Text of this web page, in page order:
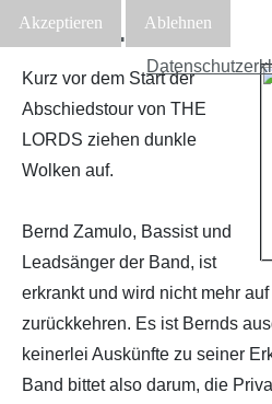
aus...
Kurz vor dem Start der
Abschiedstour von THE
LORDS ziehen dunkle
Wolken auf.
Bernd Zamulo, Bassist und
Leadsänger der Band, ist
erkrankt und wird nicht mehr
zurückkehren. Es ist Bernds
keinerlei Auskünfte zu seiner
Band bittet also darum, die
Akzeptieren Ablehnen